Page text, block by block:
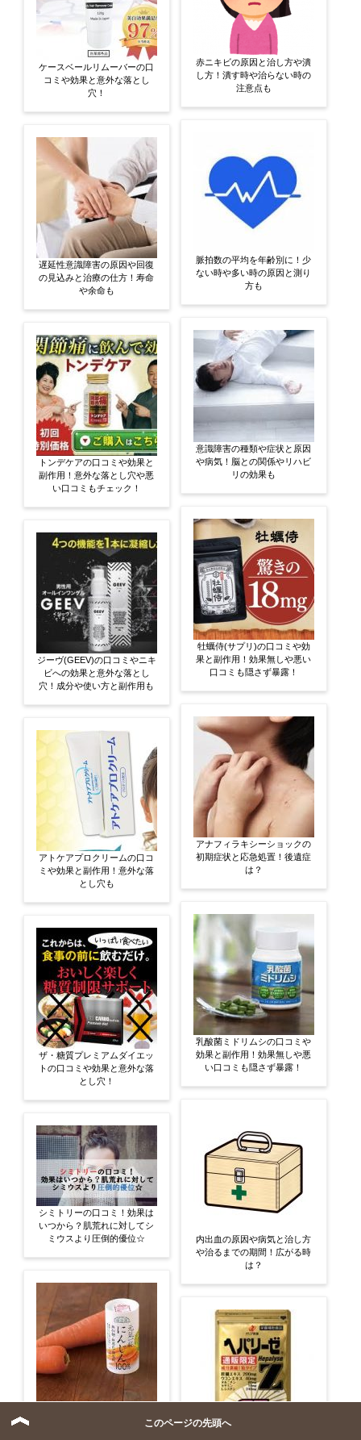
ケースベールリムーバーの口
コミや効果と意外な落とし
穴！
遅延性意識障害の原因や回復
の見込みと治療の仕方！寿命
や余命も
トンデケアの口コミや効果と
副作用！意外な落とし穴や悪
い口コミもチェック！
ジーヴ(GEEV)の口コミやニキ
ビへの効果と意外な落とし
穴！成分や使い方と副作用も
アトケアプロクリームの口コ
ミや効果と副作用！意外な落
とし穴も
ザ・糖質プレミアムダイエッ
トの口コミや効果と意外な落
とし穴！
シミトリーの口コミ！効果は
いつから？肌荒れに対してシ
ミウスより圧倒的優位☆
ミや効果と意外な落とし穴！
赤ニキビの原因と治し方や潰
し方！潰す時や治らない時の
注意点も
脈拍数の平均を年齢別に！少
ない時や多い時の原因と測り
方も
意識障害の種類や症状と原因
や病気！脳との関係やリハビ
リの効果も
牡蠣侍(サプリ)の口コミや効
果と副作用！効果無しや悪い
口コミも隠さず暴露！
アナフィラキシーショックの
初期症状と応急処置！後遺症
は？
乳酸菌ミドリムシの口コミや
効果と副作用！効果無しや悪
い口コミも隠さず暴露！
内出血の原因や病気と治し方
や治るまでの期間！広がる時
は？
このページの先頭へ